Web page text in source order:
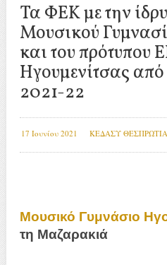
Τα ΦΕΚ με την
Μουσικού
και του πρότυπου
Ηγουμενίτσας από
2021-22
17 Ιουνίου 2021 ΚΕΔΑΣΥ
Μουσικό Γυμνάσιο
τη Μαζαρακιά